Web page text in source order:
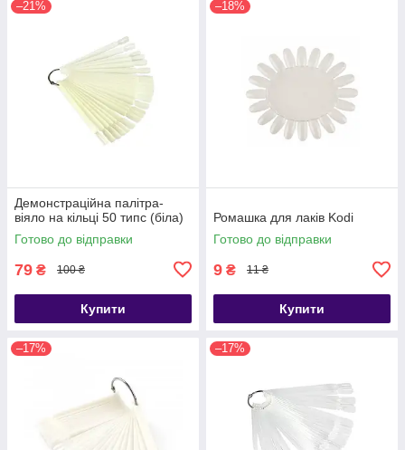
–21%
Демонстраційна палітра-
віяло на кільці 50 типс (біла)
Готово до відправки
79 ₴ 100 ₴
Купити
–18%
Ромашка для лаків Kodi
Готово до відправки
9 ₴ 11 ₴
Купити
–17% –17%